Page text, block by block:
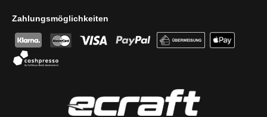
Zahlungsmöglichkeiten